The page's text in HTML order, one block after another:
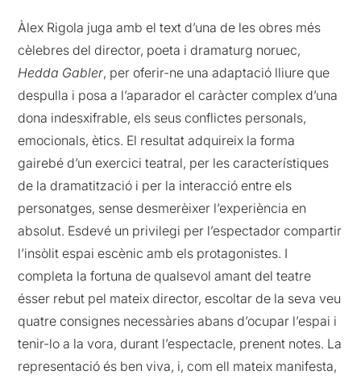
Àlex Rigola juga amb el text d’una de les obres més
cèlebres del director, poeta i dramaturg noruec,
Hedda Gabler, per oferir-ne una adaptació lliure que
despulla i posa a l’aparador el caràcter complex d’una
dona indesxifrable, els seus conflictes personals,
emocionals, ètics. El resultat adquireix la forma
gairebé d’un exercici teatral, per les característiques
de la dramatització i per la interacció entre els
personatges, sense desmerèixer l’experiència en
absolut. Esdevé un privilegi per l’espectador compartir
l’insòlit espai escènic amb els protagonistes. I
completa la fortuna de qualsevol amant del teatre
ésser rebut pel mateix director, escoltar de la seva veu
quatre consignes necessàries abans d’ocupar l’espai i
tenir-lo a la vora, durant l’espectacle, prenent notes. La
representació és ben viva, i, com ell mateix manifesta,